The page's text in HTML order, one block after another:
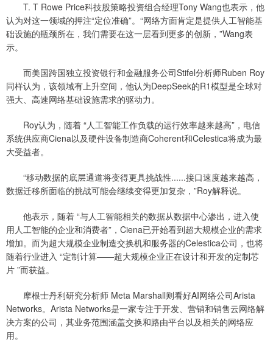
T. T Rowe Price科技股策略投资组合经理Tony Wang也表示，他
认为对这一领域的押注“定位准确”。“网络方面肯定是提供人工智能基
础设施的瓶颈所在，我们需要在这一层看到更多的创新，”Wang表
示。
而美国跨国独立投资银行和金融服务公司Stifel分析师Ruben Roy
同样认为，该领域有上升空间，他认为DeepSeek的R1模型是全球对
强大、高速网络基础设施需求的驱动力。
Roy认为，随着 “人工智能工作负载的运行效率越来越高”，电信
系统供应商Ciena以及硬件设备制造商Coherent和Celestica将成为最
大受益者。
“移动数据的底层通道将变得更具挑战性......接口速度越来越高，
数据迁移所面临的挑战可能会继续变得更加复杂，”Roy解释说。
他表示，随着 “与人工智能相关的数据从数据中心渗出，进入使
用人工智能的企业和消费者”，Ciena已开始看到超大规模企业的需求
增加。而为超大规模企业制造交换机和服务器的Celestica公司，也将
随着行业进入 “定制计算——超大规模企业正在设计和开发的定制芯
片 ”而获益。
摩根士丹利研究分析师 Meta Marshall则看好AI网络公司Arista
Networks。Arista Networks是一家专注于开发、营销和销售云网络解
决方案的公司，其业务范围涵盖交换和路由平台以及相关的网络应
用。